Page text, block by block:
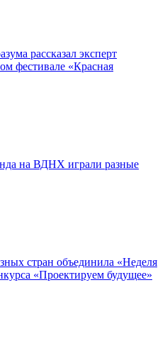
рассказал эксперт
фестивале «Красная
на ВДНХ играли разные
стран объединила «Неделя
«Проектируем будущее»